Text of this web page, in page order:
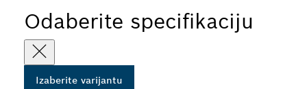
Odaberite specifikaciju
Izaberite varijantu